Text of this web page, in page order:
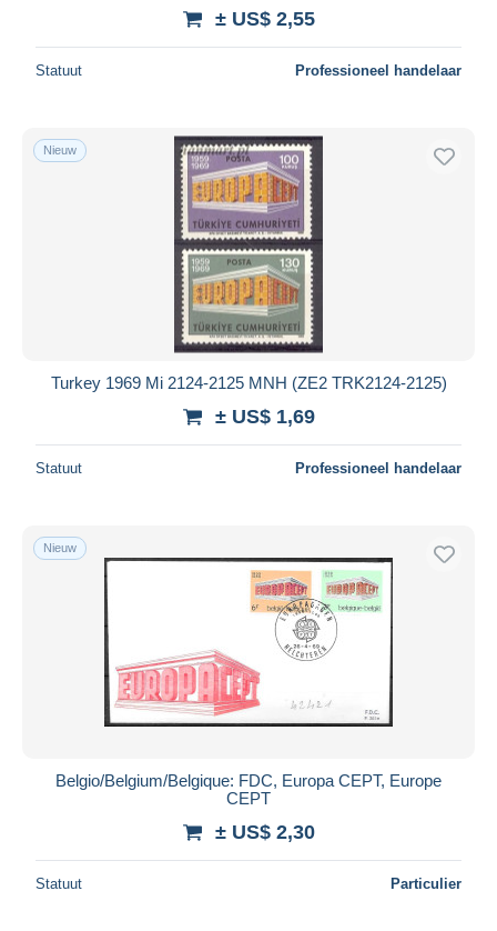
± US$ 2,55
Statuut Professioneel handelaar
Nieuw
Turkey 1969 Mi 2124-2125 MNH (ZE2 TRK2124-2125)
± US$ 1,69
Statuut Professioneel handelaar
Nieuw
Belgio/Belgium/Belgique: FDC, Europa CEPT, Europe
CEPT
± US$ 2,30
Statuut Particulier